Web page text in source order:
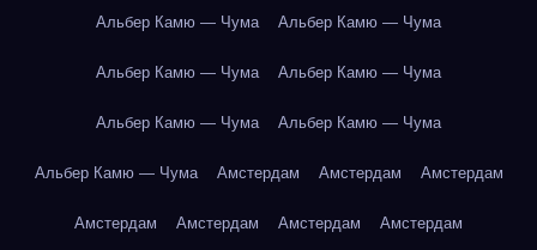
Альбер Камю — Чума Альбер Камю — Чума
Альбер Камю — Чума Альбер Камю — Чума
Альбер Камю — Чума Альбер Камю — Чума
Альбер Камю — Чума Амстердам Амстердам Амстердам
Амстердам Амстердам Амстердам Амстердам